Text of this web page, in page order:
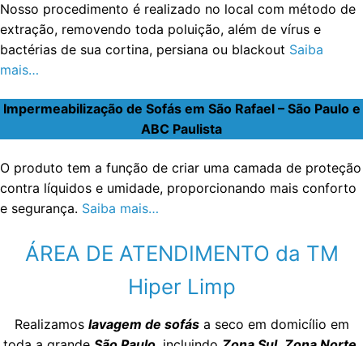
Nosso procedimento é realizado no local com método de
extração, removendo toda poluição, além de vírus e
bactérias de sua cortina, persiana ou blackout Saiba
mais…
Impermeabilização de Sofás em São Rafael – São Paulo e
ABC Paulista
O produto tem a função de criar uma camada de proteção
contra líquidos e umidade, proporcionando mais conforto
e segurança. Saiba mais…
ÁREA DE ATENDIMENTO da TM
Hiper Limp
Realizamos lavagem de sofása seco em domicílio em